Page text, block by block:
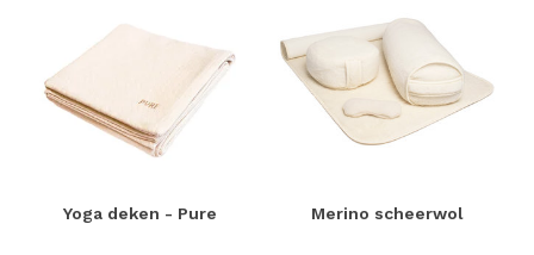
Yoga deken - Pure Merino scheerwol